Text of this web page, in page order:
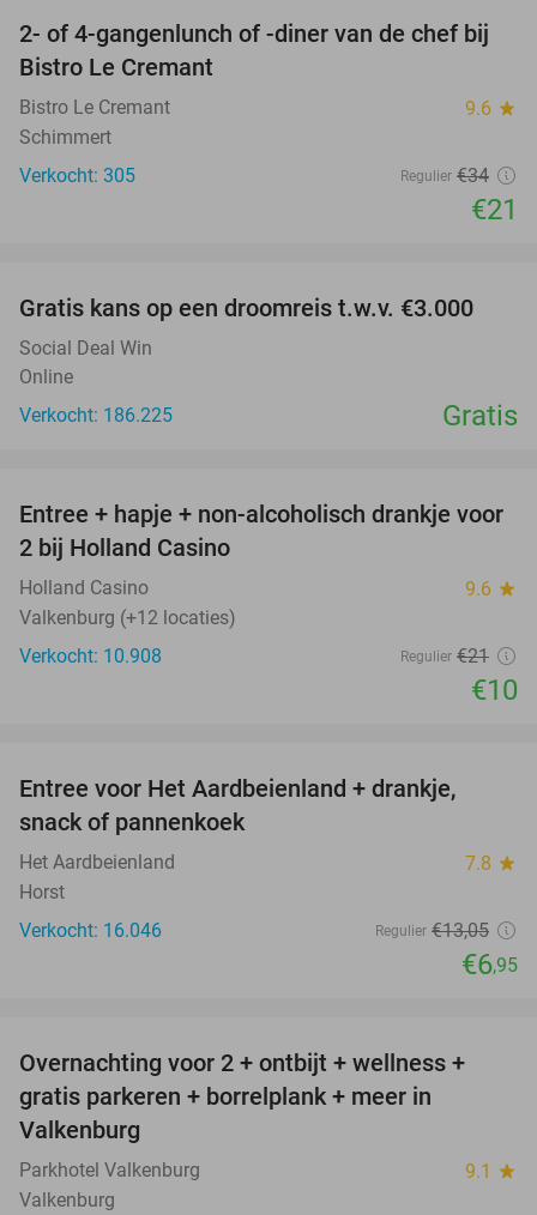
38%
2- of 4-gangenlunch of -diner van de chef bij
Bistro Le Cremant
Bistro Le Cremant 9.6 star
Schimmert
Verkocht: 305
Regulier €34
€21
Gratis kans op een droomreis t.w.v. €3.000
Social Deal Win
Online
Verkocht: 186.225
Gratis
52%
Entree + hapje + non-alcoholisch drankje voor
2 bij Holland Casino
Holland Casino 9.6 star
Valkenburg (+12 locaties)
Verkocht: 10.908
Regulier €21
€10
Entree voor Het Aardbeienland + drankje,
snack of pannenkoek
Het Aardbeienland 7.8 star
Horst
Verkocht: 16.046
Regulier €13,05
€6,95
33%
Overnachting voor 2 + ontbijt + wellness +
gratis parkeren + borrelplank + meer in
Valkenburg
Parkhotel Valkenburg 9.1 star
Valkenburg